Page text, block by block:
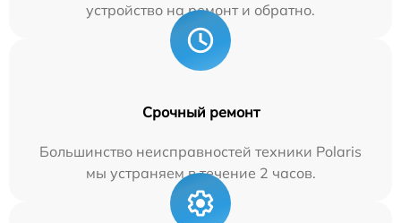
устройство на ремонт и обратно.
Срочный ремонт
Большинство неисправностей техники Polaris
мы устраняем в течение 2 часов.